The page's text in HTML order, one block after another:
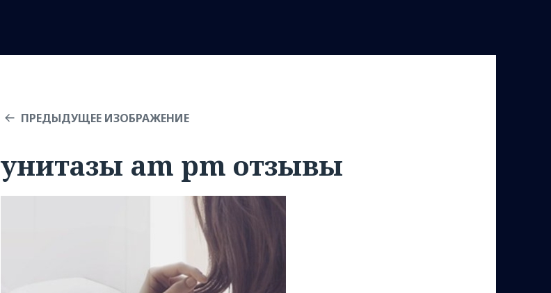
ПРЕДЫДУЩЕЕ ИЗОБРАЖЕНИЕ
унитазы am pm отзывы